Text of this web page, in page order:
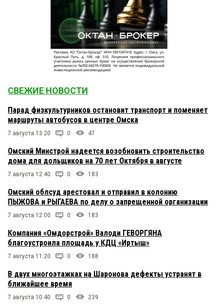
СВЕЖИЕ НОВОСТИ
Парад физкультурников остановит транспорт и поменяет
маршруты автобусов в центре Омска
7 августа 13:20 0 47
Омский Минстрой надеется возобновить строительство
дома для дольщиков на 70 лет Октября в августе
7 августа 12:40 0 183
Омский облсуд арестовал и отправил в колонию
ПЫЖОВА и РЫГАЕВА по делу о запрещенной организации
7 августа 12:00 0 183
Компания «Омдорстрой» Валоди ГЕВОРГЯНА
благоустроила площадь у КДЦ «Иртыш»
7 августа 11:20 0 188
В двух многоэтажках на Шаронова дефекты устранят в
ближайшее время
7 августа 10:40 0 239